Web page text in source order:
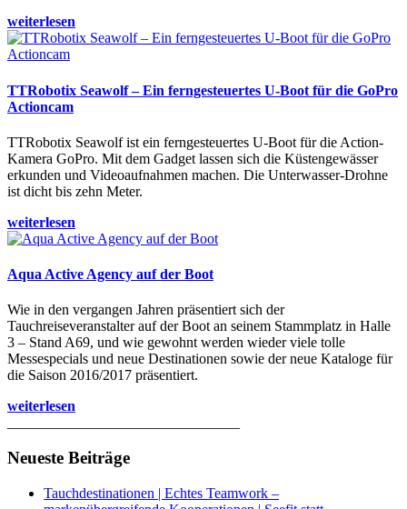
weiterlesen
TTRobotix Seawolf – Ein ferngesteuertes U-Boot für die GoPro
Actioncam
TTRobotix Seawolf ist ein ferngesteuertes U-Boot für die Action-
Kamera GoPro. Mit dem Gadget lassen sich die Küstengewässer
erkunden und Videoaufnahmen machen. Die Unterwasser-Drohne
ist dicht bis zehn Meter.
weiterlesen
Aqua Active Agency auf der Boot
Wie in den vergangen Jahren präsentiert sich der
Tauchreiseveranstalter auf der Boot an seinem Stammplatz in Halle
3 – Stand A69, und wie gewohnt werden wieder viele tolle
Messespecials und neue Destinationen sowie der neue Kataloge für
die Saison 2016/2017 präsentiert.
weiterlesen
Neueste Beiträge
Tauchdestinationen | Echtes Teamwork –